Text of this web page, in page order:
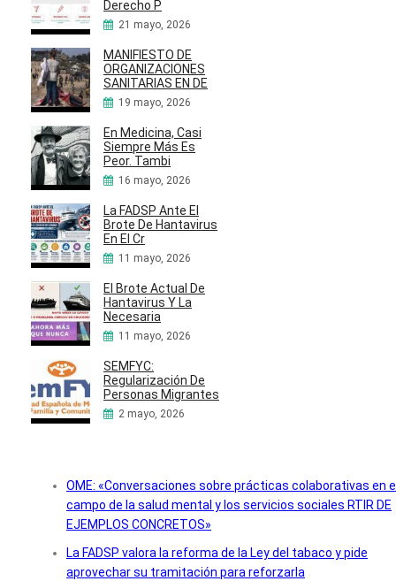
Derecho P
21 mayo, 2026
MANIFIESTO DE
ORGANIZACIONES
SANITARIAS EN DE
19 mayo, 2026
En Medicina, Casi
Siempre Más Es
Peor. Tambi
16 mayo, 2026
La FADSP Ante El
Brote De Hantavirus
En El Cr
11 mayo, 2026
El Brote Actual De
Hantavirus Y La
Necesaria
11 mayo, 2026
SEMFYC:
Regularización De
Personas Migrantes
2 mayo, 2026
OME: «Conversaciones sobre prácticas colaborativas en
campo de la salud mental y los servicios sociales RTIR DE
EJEMPLOS CONCRETOS»
La FADSP valora la reforma de la Ley del tabaco y pide
aprovechar su tramitación para reforzarla